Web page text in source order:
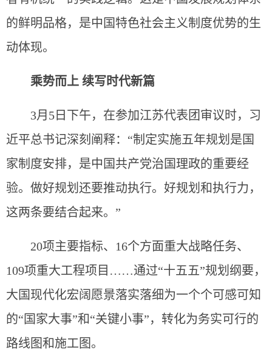
的鲜明品格，是中国特色社会主义制度优势的生
动体现。
乘势而上 续写时代新篇
3月5日下午，在参加江苏代表团审议时，习
近平总书记深刻阐释：“制定实施五年规划是国
家制度安排，是中国共产党治国理政的重要经
验。做好规划还要推动执行。好规划和执行力，
这两条要结合起来。”
20项主要指标、16个方面重大战略任务、
109项重大工程项目……通过“十五五”规划纲要，
大国现代化宏阔愿景落实落细为一个个可感可知
的“国家大事”和“关键小事”，转化为务实可行的
路线图和施工图。